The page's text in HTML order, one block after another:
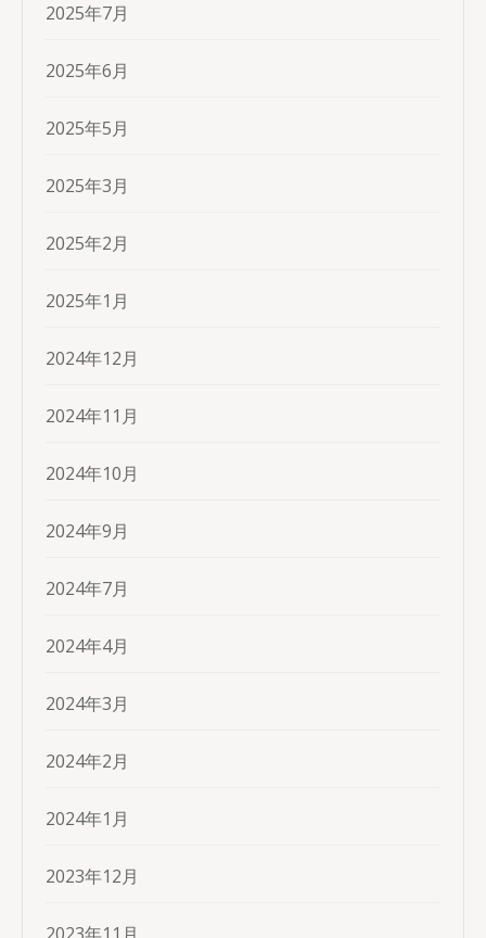
2025年7月
2025年6月
2025年5月
2025年3月
2025年2月
2025年1月
2024年12月
2024年11月
2024年10月
2024年9月
2024年7月
2024年4月
2024年3月
2024年2月
2024年1月
2023年12月